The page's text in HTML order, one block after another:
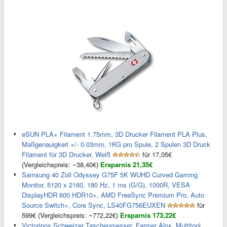
eSUN PLA+ Filament 1.75mm, 3D Drucker Filament PLA Plus,
Maßgenauigkeit +/- 0.03mm, 1KG pro Spule, 2 Spulen 3D Druck
Filament für 3D Drucker, Weiß
für 17,05€
(Vergleichspreis: ~38,40€) Ersparnis 21,35€
Samsung 40 Zoll Odyssey G75F 5K WUHD Curved Gaming
Monitor, 5120 x 2160, 180 Hz, 1 ms (G/G), 1000R, VESA
DisplayHDR 600 HDR10+, AMD FreeSync Premium Pro, Auto
Source Switch+, Core Sync, LS40FG756EUXEN
für
599€ (Vergleichspreis: ~772,22€) Ersparnis 173,22€